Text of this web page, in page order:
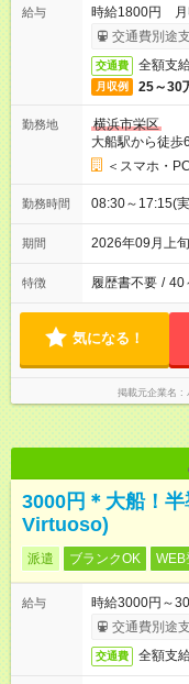
給与
時給1800円 月
交通費別途
交通費 全額支
月収例 25～30
勤務地
横浜市栄区
大船駅から徒歩
＜スマホ・
勤務時間 08:30～17:15(
期間 2026年09月上
特徴 履歴書不要 / 40
気になる！
掲載元企業名
3000円＊大船！
Virtuoso)
派遣 ブランクOK WEB
給与
時給3000円～
交通費別途
交通費 全額支